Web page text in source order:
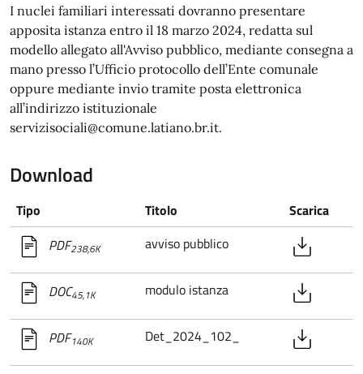
I nuclei familiari interessati dovranno presentare
apposita istanza entro il 18 marzo 2024, redatta sul
modello allegato all'Avviso pubblico, mediante consegna a
mano presso l’Ufficio protocollo dell’Ente comunale
oppure mediante invio tramite posta elettronica
all’indirizzo istituzionale
servizisociali@comune.latiano.br.it.
Download
Tipo Titolo
Scarica
PDF238,6K avviso pubblico
DOC45,1K modulo istanza
PDF140K Det_2024_102_